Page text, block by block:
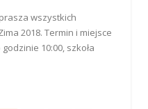
wszystkich
2018. Termin i miejsce
10:00, szkoła